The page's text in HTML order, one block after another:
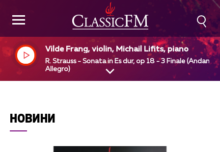
Vilde Frang, violin, Michail Lifits, piano
R. Strauss - Sonata in Es dur, op 18 - 3 Finale (Andante
Allegro)
НОВИНИ